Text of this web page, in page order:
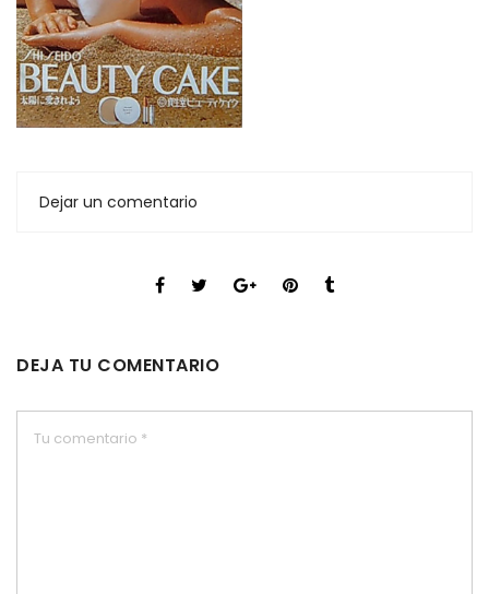
Dejar un comentario
DEJA TU COMENTARIO